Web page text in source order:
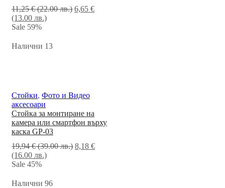
11,25€ (22.00 лв.) 6,65 €
(13.00 лв.)
Sale 59%
Налични 13
Стойки, Фото и Видео
аксесоари
Стойка за монтиране на
камера или смартфон върху
каска GP-03
19,94€ (39.00 лв.) 8,18 €
(16.00 лв.)
Sale 45%
Налични 96